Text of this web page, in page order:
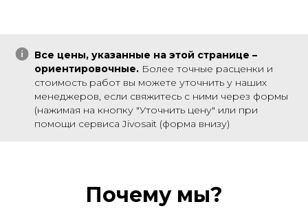
Все цены, указанные на этой странице –
ориентировочные. Более точные расценки и
стоимость работ вы можете уточнить у наших
менеджеров, если свяжитесь с ними через формы
(нажимая на кнопку "Уточнить цену" или при
помощи сервиса Jivosait (форма внизу)
Почему мы?